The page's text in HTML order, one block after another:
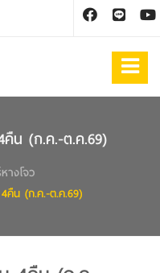
คืน (ก.ค.-ต.ค.69)
างโจว
คืน (ก.ค.-ต.ค.69)